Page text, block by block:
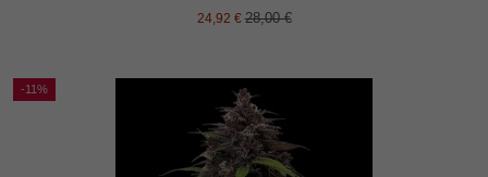
24,92 €28,00 €
-11%